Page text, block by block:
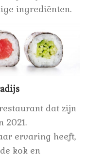
ingrediënten.
dat zijn
2021.
ervaring heeft,
kok en